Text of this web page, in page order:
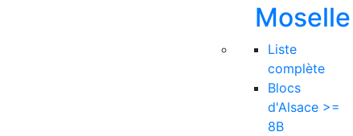
Moselle
Liste
complète
Blocs
d'Alsace >=
8B